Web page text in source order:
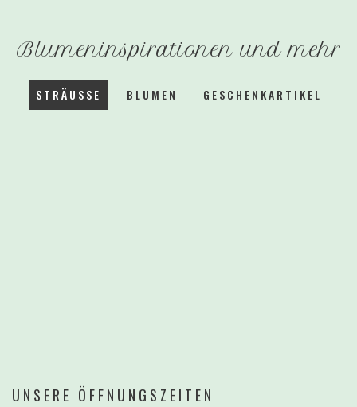
Blumeninspirationen und mehr
STRÄUSSE BLUMEN GESCHENKARTIKEL
UNSERE ÖFFNUNGSZEITEN